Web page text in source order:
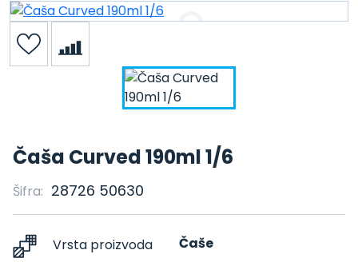
Čaša Curved 190ml 1/6
Šifra: 28726 50630
Vrsta proizvoda Čaše